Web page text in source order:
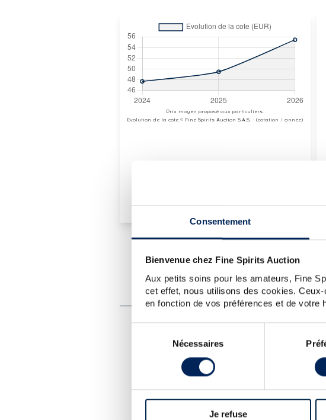
Consentement
Bienvenue chez Fine Spirits Auction
Aux petits soins pour les amateurs, Fine
cet effet, nous utilisons des cookies.
en fonction de vos préférences et de votre
consentement
Nécessaires
Je refuse
Prix moyen proposé aux particuliers.
Evolution de la cote © Fine Spirits Auction S.A.S. - (cotation / année)
PRÉSENTATION DU LOT
WATERFORD OF. LAKEFIELD
Comme toujours, Waterford met à
servi à son élaboration est issue. La
distillation lente avant un élevage en
LA DISTILLERIE WATERFORD